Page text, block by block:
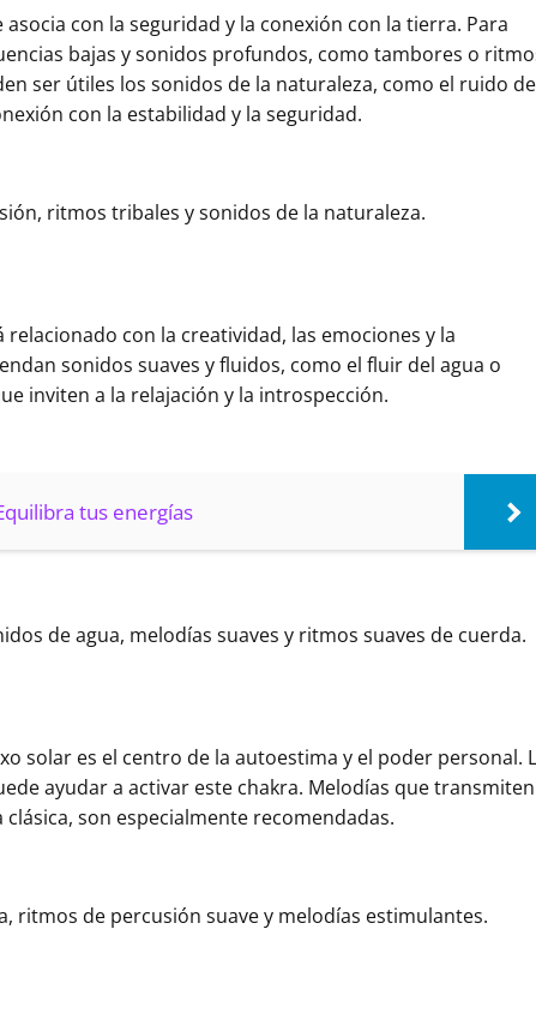
con la seguridad y la conexión con la tierra. Para
bajas y sonidos profundos, como tambores o
ser útiles los sonidos de la naturaleza, como el ruido
con la estabilidad y la seguridad.
ritmos tribales y sonidos de la naturaleza.
con la creatividad, las emociones y la
sonidos suaves y fluidos, como el fluir del agua o
inviten a la relajación y la introspección.
tus energías
de agua, melodías suaves y ritmos suaves de cuerda.
solar es el centro de la autoestima y el poder personal.
ayudar a activar este chakra. Melodías que transmiten
son especialmente recomendadas.
ritmos de percusión suave y melodías estimulantes.